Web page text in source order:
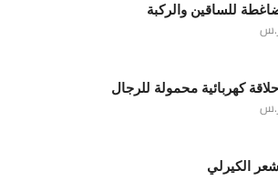
للساقين والركبة
كهربائية محمولة للرجال
الكيرلي